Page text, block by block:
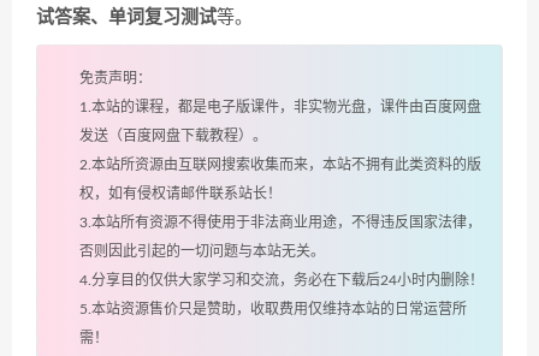
试答案、单词复习测试等。
免责声明：
1.本站的课程，都是电子版课件，非实物光盘，课件由百度网盘
发送（百度网盘下载教程）。
2.本站所资源由互联网搜索收集而来，本站不拥有此类资料的版
权，如有侵权请邮件联系站长！
3.本站所有资源不得使用于非法商业用途，不得违反国家法律，
否则因此引起的一切问题与本站无关。
4.分享目的仅供大家学习和交流，务必在下载后24小时内删除！
5.本站资源售价只是赞助，收取费用仅维持本站的日常运营所
需！